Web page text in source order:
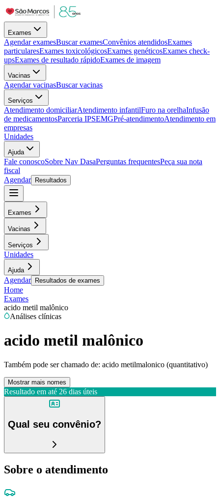
Exames
Agendar examesBuscar examesConvênios atendidosExames
particularesExames toxicológicosExames genéticosExames check-
upsExames de resultado rápidoExames de imagem
Vacinas
Agendar vacinasBuscar vacinas
Serviços
Atendimento domiciliarAtendimento infantilFuro na orelhaInfusão
de medicamentosParceria IPSEMGPré-atendimentoAtendimento em
empresas
Unidades
Ajuda
Fale conoscoSobre Nav DasaPerguntas frequentesPeça sua nota
fiscal
Agendar
Resultados
Exames
Vacinas
Serviços
Unidades
Ajuda
Agendar Resultados de exames
Home
Exames
acido metil malônico
Análises clínicas
acido metil malônico
Também pode ser chamado de: acido metilmalonico (quantitativo)
Mostrar mais nomes
Resultado em até 26 dias úteis
Qual seu convênio?
Sobre o atendimento